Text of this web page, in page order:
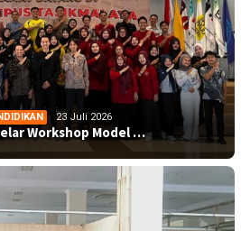
23 Juli 2026
Workshop Model …